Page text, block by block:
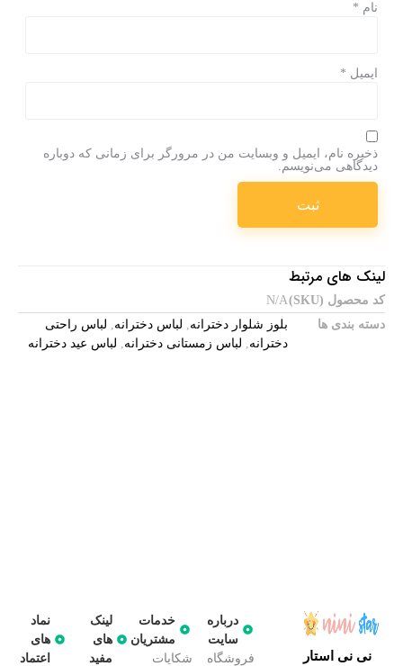
نام *
ایمیل *
ذخیره نام، ایمیل و وبسایت من در مرورگر برای زمانی که دوباره
دیدگاهی می‌نویسم.
لینک های مرتبط
کد محصول (SKU)
N/A
دسته بندی ها
بلوز شلوار دخترانه, لباس دخترانه, لباس راحتی
دخترانه, لباس زمستانی دخترانه, لباس عید دخترانه
نی نی استار
درباره
سایت
فروشگاه
خدمات
مشتریان
شکایات
لینک
های
مفید
نماد
های
اعتماد